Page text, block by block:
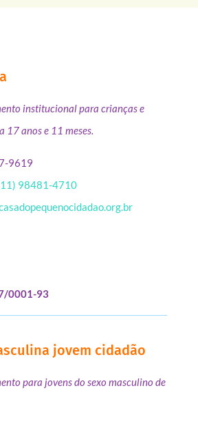
institucional para crianças e
17 anos e 11 meses.
9619
98481-4710
0001-93
jovem cidadão
para jovens do sexo masculino de